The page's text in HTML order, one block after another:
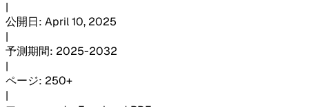
|
公開日: April 10, 2025
|
予測期間: 2025-2032
|
ページ: 250+
|